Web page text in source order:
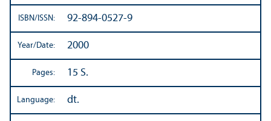
ISBN/ISSN: 92-894-0527-9
Year/Date: 2000
Pages: 15 S.
Language: dt.